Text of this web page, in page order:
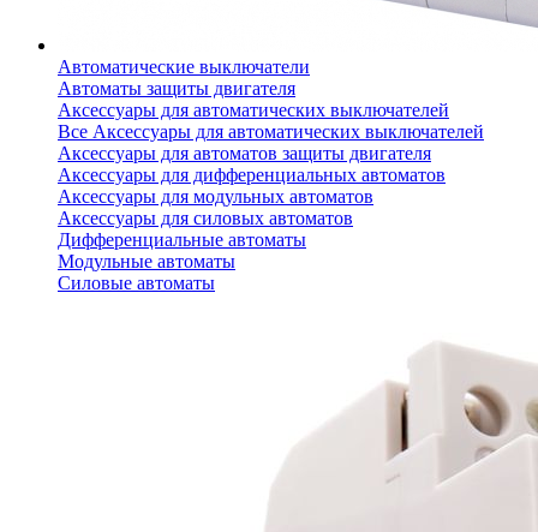
Автоматические выключатели
Автоматы защиты двигателя
Аксессуары для автоматических выключателей
Все Аксессуары для автоматических выключателей
Аксессуары для автоматов защиты двигателя
Аксессуары для дифференциальных автоматов
Аксессуары для модульных автоматов
Аксессуары для силовых автоматов
Дифференциальные автоматы
Модульные автоматы
Силовые автоматы